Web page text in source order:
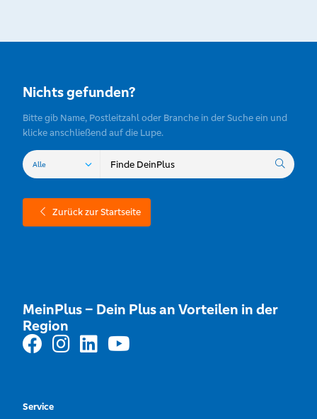
Nichts gefunden?
Bitte gib Name, Postleitzahl oder Branche in der Suche ein und
klicke anschließend auf die Lupe.
Zurück zur Startseite
MeinPlus – Dein Plus an Vorteilen in der
Region
Service